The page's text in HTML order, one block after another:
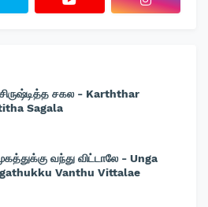
சகல - Karththar
Sagala
வந்து விட்டாலே - Unga
Vanthu Vittalae